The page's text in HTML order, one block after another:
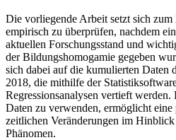
Die vorliegende Arbeit setzt sich
empirisch zu überprüfen, nachdem
aktuellen Forschungsstand und
der Bildungshomogamie gegeben
sich dabei auf die kumulierten
2018, die mithilfe der
Regressionsanalysen vertieft
Daten zu verwenden, ermöglicht
zeitlichen Veränderungen im Hinblick
Phänomen.